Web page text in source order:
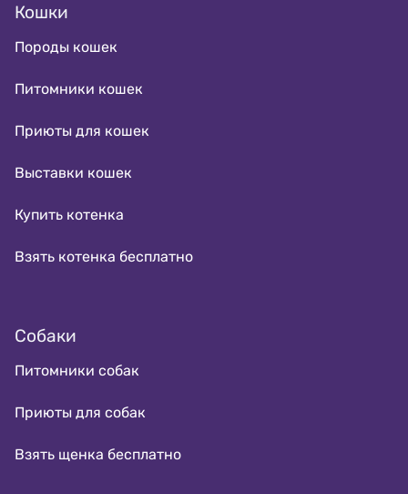
Кошки
Породы кошек
Питомники кошек
Приюты для кошек
Выставки кошек
Купить котенка
Взять котенка бесплатно
Собаки
Питомники собак
Приюты для собак
Взять щенка бесплатно